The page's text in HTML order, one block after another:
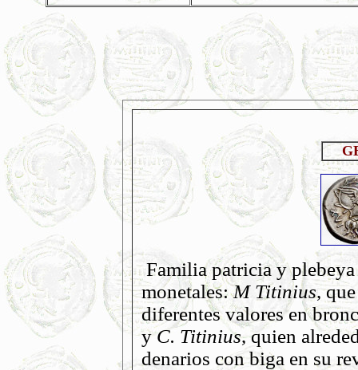
Familia patricia y
monetales:M Titinius,
diferentes valores en
yC. Titinius, quien
denarios con biga en su